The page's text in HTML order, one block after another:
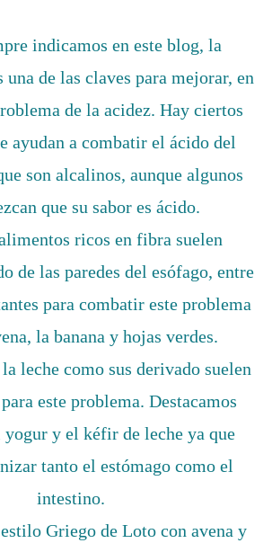
indicamos en este blog, la
de las claves para mejorar, en
de la acidez. Hay ciertos
ayudan a combatir el ácido del
son alcalinos, aunque algunos
que su sabor es ácido.
ricos en fibra suelen
de las paredes del esófago, entre
para combatir este problema
la banana y hojas verdes.
leche como sus derivado suelen
este problema. Destacamos
yogur y el kéfir de leche ya que
tanto el estómago como el
intestino.
Griego de Loto con avena y